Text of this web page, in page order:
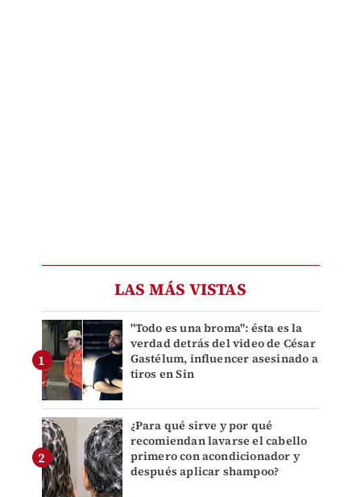
LAS MÁS VISTAS
"Todo es una broma": ésta es la
verdad detrás del video de César
Gastélum, influencer asesinado a
tiros en Sin
¿Para qué sirve y por qué
recomiendan lavarse el cabello
primero con acondicionador y
después aplicar shampoo?